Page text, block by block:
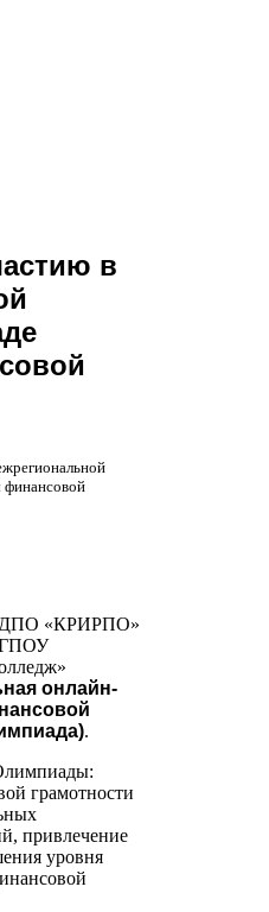
в
ДПО «КРИРПО»
ГПОУ
онлайн-
.
грамотности
привлечение
уровня